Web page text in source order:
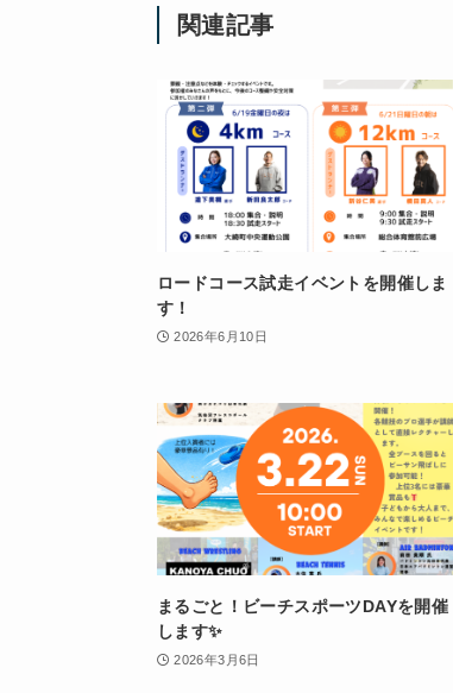
関連記事
ロードコース試走イベントを開催しま
す！
2026年6月10日
まるごと！ビーチスポーツDAYを開催
します✨
2026年3月6日